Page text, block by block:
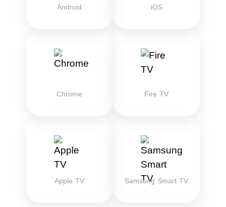
Android iOS
Chrome Fire TV
Apple TV Samsung Smart TV